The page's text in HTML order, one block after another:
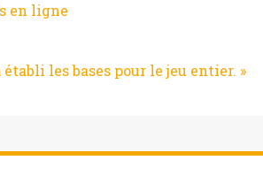
en ligne
établi les bases pour le jeu entier. »